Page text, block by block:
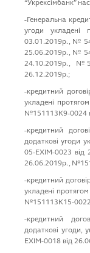
“Укрексімбанк”
-Генеральна
угоди
03.01.2019р., №
25.06.2019р., №
24.10.2019р., №
26.12.2019р.;
-кредитний
укладені
№151113К9-0024
-кредитний
додаткові угоди
05-EXIM-0023
26.06.2019р.,
-кредитний
укладені
№151113К15-0022
-кредитний
додаткові угоди,
EXIM-0018 від